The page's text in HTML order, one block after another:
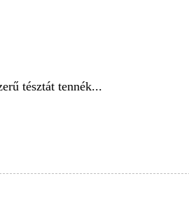
tésztát tennék...